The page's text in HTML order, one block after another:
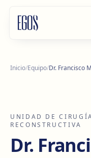
Inicio/Equipo/Dr. Francisco
UNIDAD DE
RECONSTRUCTIVA
Dr.